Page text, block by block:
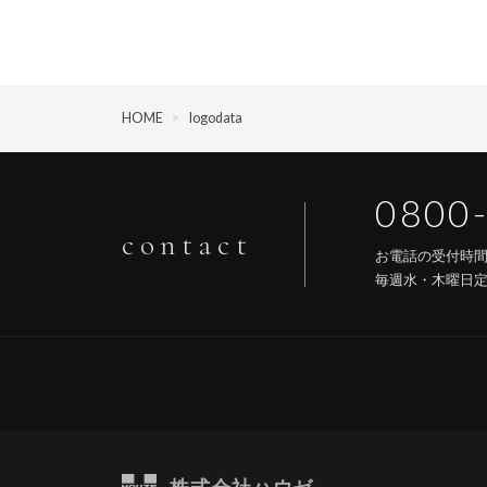
HOME > logodata
contact
お電話の受付
毎週水・木曜日